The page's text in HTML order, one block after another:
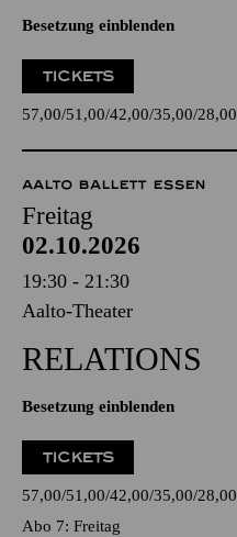
Besetzung einblenden
TICKETS
57,00 51,00 42,00 35,00 28,00
AALTO BALLETT ESSEN
Freitag
02.10.2026
19:30 - 21:30
Aalto-Theater
RELATIONS
Besetzung einblenden
TICKETS
57,00 51,00 42,00 35,00 28,00
Abo 7: Freitag